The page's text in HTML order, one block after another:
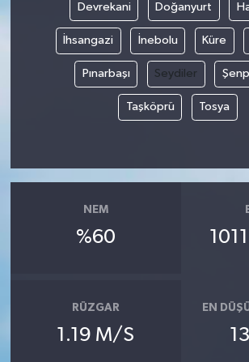
Devrekani Doğanyurt
İhsangazi İnebolu Küre
Pınarbaşı Seydiler
Taşköprü Tosya
NEM
%60
RÜZGAR
1.19 M/S
EN
13